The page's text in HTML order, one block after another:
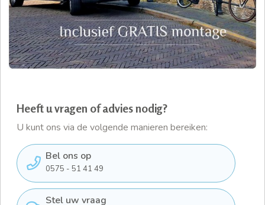
Heeft u vragen of advies nodig?
U kunt ons via de volgende manieren bereiken:
Bel ons op
0575 - 51 41 49
Stel uw vraag